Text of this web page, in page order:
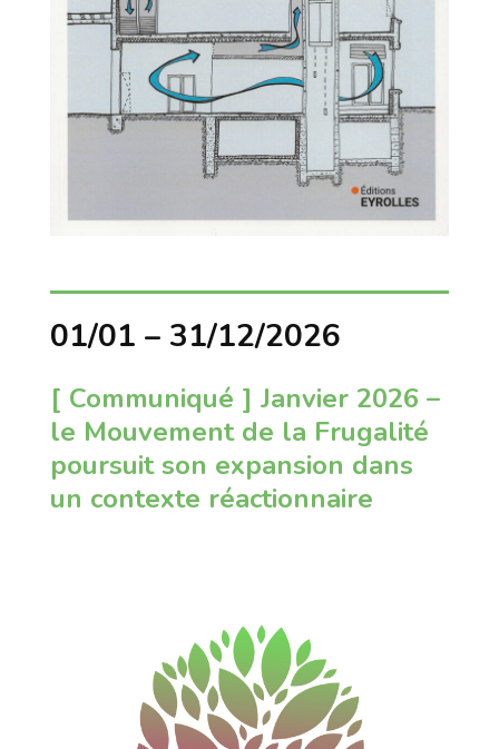
01/01 – 31/12/2026
[ Communiqué ] Janvier 2026 –
le Mouvement de la Frugalité
poursuit son expansion dans
un contexte réactionnaire